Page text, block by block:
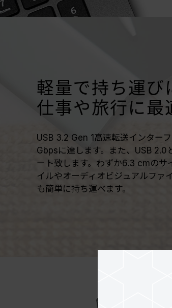
軽量で持ち運び
仕事や旅行に最
USB 3.2 Gen 1高速転送インター
Gbpsに達します。また、USB 2.0
ート致します。わずか6.3 cmのサ
イルやオーディオビジュアルファ
も簡単に持ち運べます。